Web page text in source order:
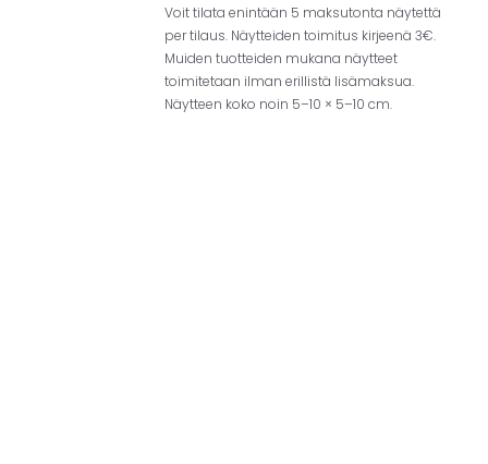
Voit tilata enintään 5 maksutonta näytettä
per tilaus. Näytteiden toimitus kirjeenä 3€.
Muiden tuotteiden mukana näytteet
toimitetaan ilman erillistä lisämaksua.
Näytteen koko noin 5–10 × 5–10 cm.